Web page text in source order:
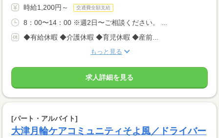
時給1,200円～ 交通費全額支給
8：00〜14：00 ※週2日〜ご相談ください。 ...
◆有給休暇 ◆介護休暇 ◆育児休暇 ◆産前...
もっと見る
求人詳細を見る
[パート・アルバイト]
大津月輪ケアコミュニティそよ風／ドライバー